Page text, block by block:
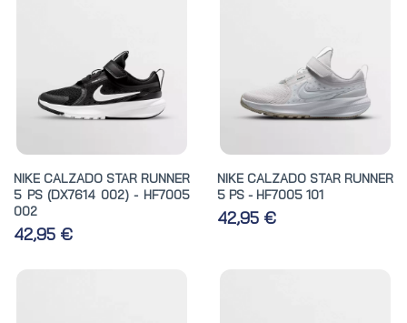
NIKE CALZADO STAR RUNNER
5 PS (DX7614 002) - HF7005
002
42,95 €
NIKE CALZADO STAR RUNNER
5 PS - HF7005 101
42,95 €